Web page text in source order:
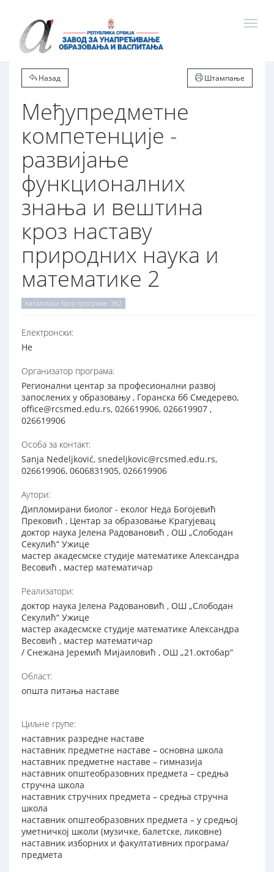
Назад Штампање
Међупредметне
компетенције -
развијање
функционалних
знања и вештина
кроз наставу
природних наука и
математике 2
Каталошки број програма: 362
Електронски:
Не
Организатор програма:
Регионални центар за професионални развој
запослених у образовању , Горанска бб Смедерево,
office@rcsmed.edu.rs, 026619906, 026619907 ,
026619906
Особа за контакт:
Sanja Nedeljković, snedeljkovic@rcsmed.edu.rs,
026619906, 0606831905, 026619906
Аутори:
Дипломирани биолог - еколог Неда Богојевић
Прековић , Центар за образовање Крагујевац
доктор наука Jeлeнa Рaдoвaнoвић , ОШ „Слободан
Секулић“ Ужице
мастер акадесмске студије математике Александра
Весовић , мастер математичар
Реализатори:
доктор наука Jeлeнa Рaдoвaнoвић , ОШ „Слободан
Секулић“ Ужице
мастер акадесмске студије математике Александра
Весовић , мастер математичар
/ Снежана Јеремић Мијаиловић , ОШ „21.октобар“
Област:
општа питања наставе
Циљне групе:
наставник разредне наставе
наставник предметне наставе – основна школа
наставник предметне наставе – гимназија
наставник општеобразовних предмета – средња
стручна школа
наставник стручних предмета – средња стручна
школа
наставник општеобразовних предмета – у средњој
уметничкој школи (музичке, балетске, ликовне)
наставник изборних и факултативних програма/
предмета